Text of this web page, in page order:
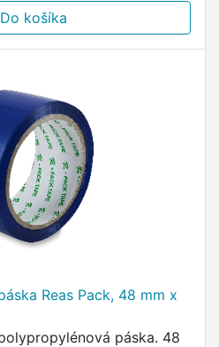
košíka
Reas Pack, 48 mm x
páska. 48